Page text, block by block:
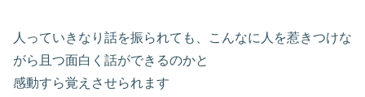
人っていきなり話を振られても、こんなに人を惹きつけな
がら且つ面白く話ができるのかと
感動すら覚えさせられます